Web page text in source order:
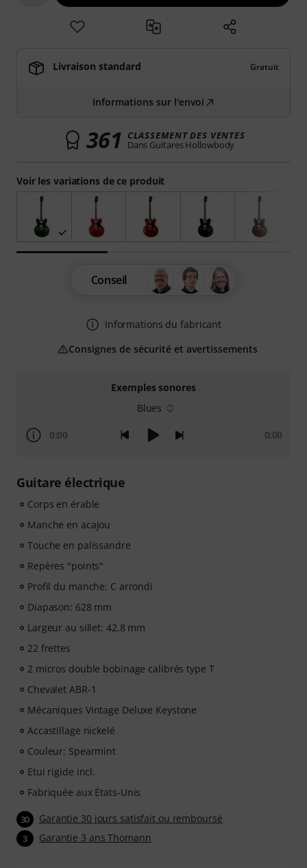
Exemples sonores
Blues
0:00 0:00
Guitare électrique
Corps en érable
Manche en acajou
Touche en palissandre
Repères "points"
Profil du manche: C arrondi
Diapason: 628 mm
Largeur au sillet: 42,8 mm
22 frettes
2 micros double bobinage calibrés type T
Chevalet ABR-1
Mécaniques Vintage Deluxe Keystone
Accastillage nickelé
Couleur: Spearmint
Etui rigide incl.
Fabriquée aux États-Unis
30 Garantie 30 jours satisfait ou remboursé
3 Garantie 3 ans Thomann
Voir les variations de ce produit
Livraison standard Gratuit
Informations sur l'envoi
361 CLASSEMENT DES VENTES
Dans Guitares Hollowbody
Conseil
Informations du fabricant
Consignes de sécurité et avertissements